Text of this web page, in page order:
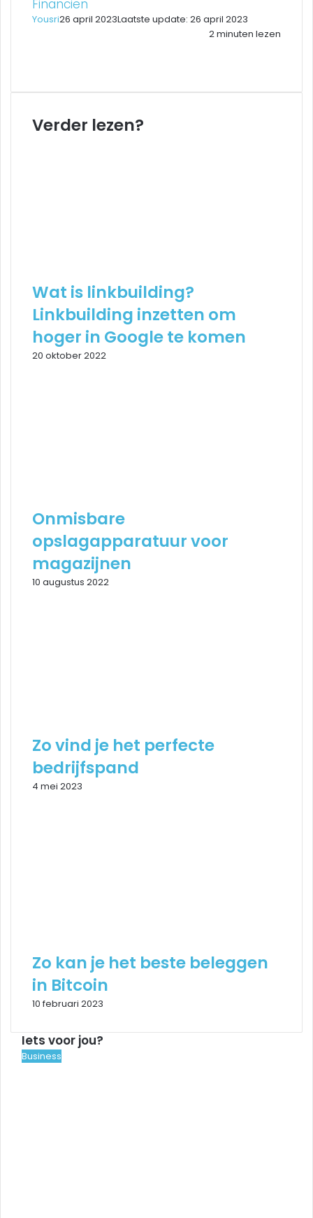
Financiën
Yousri26 april 2023Laatste update: 26 april 2023
2 minuten lezen
Email
Verder lezen?
Wat is linkbuilding?
Linkbuilding inzetten om
hoger in Google te komen
20 oktober 2022
Onmisbare
opslagapparatuur voor
magazijnen
10 augustus 2022
Zo vind je het perfecte
bedrijfspand
4 mei 2023
Zo kan je het beste beleggen
in Bitcoin
10 februari 2023
Iets voor jou?
Close
Business